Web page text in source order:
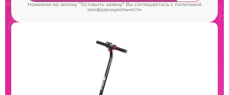
Нажимая на кнопку "Оставить заявку" Вы соглашаетесь cполитикой
конфиденциальности